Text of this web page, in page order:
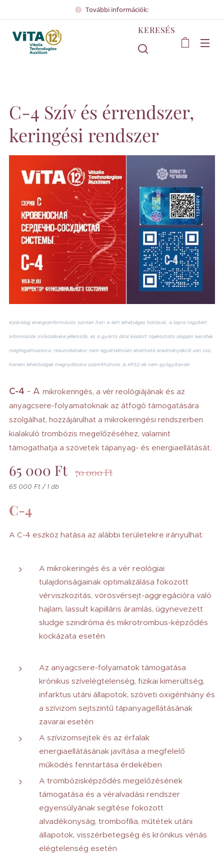
További információk:
KERESÉS
C-4 Szív és érrendszer,
keringési rendszer
Kizárólag energiainformációs szinten hat! A leírt lehetséges hatások, a lapra rögzített
információk működésére jellemzők, és a gyártó által kiadott tájékoztató alapján kerültek
megfogalmazásra. Használatakor nem egyértelműen elvárható eredményekről van szó,
hanem lehetőségek megnyílására számíthatunk. A KFSZ-ek nem gyógyítanak!
C-4 - A mikrokeringés, a vér reológiájának és az
anyagcsere-folyamatoknak az átfogó támogatására
szolgálhat, hozzájárulhat a mikrokeringési rendszerben
kialakuló trombózis megelőzéséhez, valamint
támogathatja a szövetek tápanyag- és energiaellátását.
65 000 Ft 70 000Ft
65 000 Ft / 1 db
C-4
A C-4 eszköz hatása az alábbi területekre irányulhat:
A mikrokeringés és a vér reológiai
tulajdonságainak optimalizálása fokozott
vérviszkozitás, vörösvérsejt-aggregációra való
hajlam, lassult kapilláris áramlás, úgynevezett
sludge szindróma és mikrotrombus-képződés
kockázata esetén
Az anyagcsere-folyamatok támogatása
krónikus szívelégtelenség, fizikai kimerültség,
infarktus utáni állapotok, szöveti oxigénhiány és
a szívizom sejtszintű tápanyagellátásának
zavarai esetén
A szívizomsejtek és az érfalak
energiaellátásának javítása a megfelelő
működés fenntartása érdekében
A trombózisképződés megelőzésének
támogatása és a véralvadási rendszer
egyensúlyának segítése fokozott
alvadékonyság, trombofília, műtétek utáni
állapotok, visszérbetegség és krónikus vénás
elégtelenség esetén